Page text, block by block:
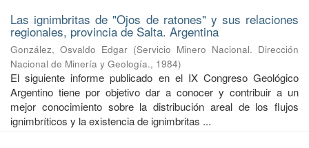
Las ignimbritas de "Ojos de ratones" y sus relaciones
regionales, provincia de Salta. Argentina
González, Osvaldo Edgar (Servicio Minero Nacional. Dirección
Nacional de Minería y Geología., 1984)
El siguiente informe publicado en el IX Congreso Geológico
Argentino tiene por objetivo dar a conocer y contribuir a un
mejor conocimiento sobre la distribución areal de los flujos
ignimbríticos y la existencia de ignimbritas ...